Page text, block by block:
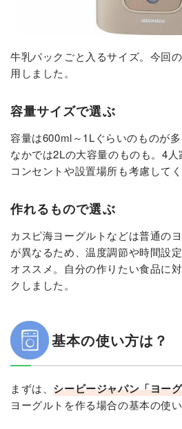
牛乳パックごと入るサイズ。今回
用しました。
容量サイズで選ぶ
容量は600ml～1Lぐらいのものが
なかでは2Lの大容量のものも。4人
コンセントや設置場所も考慮してく
作れるもので選ぶ
カスピ海ヨーグルトなどは普通の
が異なるため、温度調節や時間設
オススメ。自分の作りたい食品に
クしました。
基本の使い方は？
まずは、シービージャパン「ヨー
ヨーグルトを作る場合の基本の使